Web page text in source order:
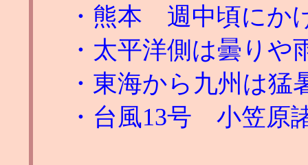
・熊本 週中頃にか
・太平洋側は曇り
・東海から九州は
・台風13号 小笠原